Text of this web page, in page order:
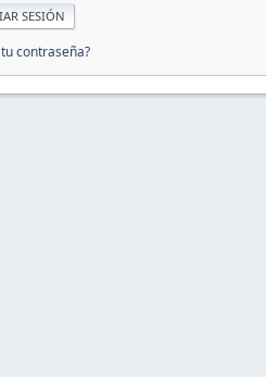
contraseña?